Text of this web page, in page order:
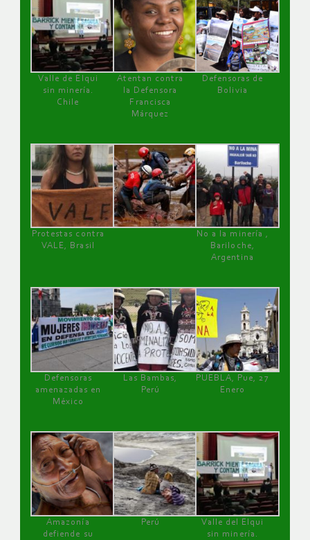
Valle de Elqui
sin minería.
Chile
Atentan contra
la Defensora
Francisca
Márquez
Defensoras de
Bolivia
Protestas contra
VALE, Brasil
No a la minería ,
Bariloche,
Argentina
Defensoras
amenazadas en
México
Las Bambas,
Perú
PUEBLA, Pue, 27
Enero
Amazonía
defiende su
Perú
Valle del Elqui
sin minería.